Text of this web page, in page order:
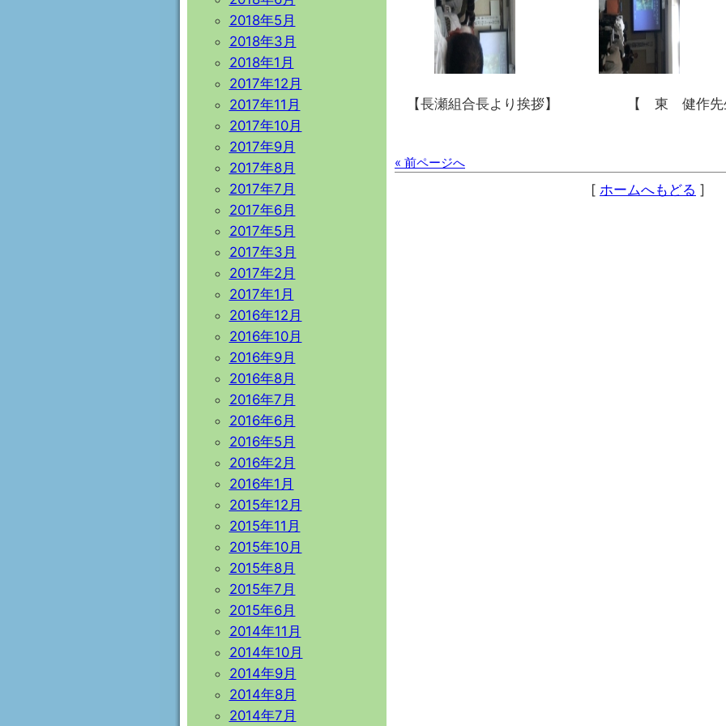
【長瀬組合長より挨拶】 【 東 健作
« 前ページへ
[ ホームへもどる ]
2018年5月
2018年3月
2018年1月
2017年12月
2017年11月
2017年10月
2017年9月
2017年8月
2017年7月
2017年6月
2017年5月
2017年3月
2017年2月
2017年1月
2016年12月
2016年10月
2016年9月
2016年8月
2016年7月
2016年6月
2016年5月
2016年2月
2016年1月
2015年12月
2015年11月
2015年10月
2015年8月
2015年7月
2015年6月
2014年11月
2014年10月
2014年9月
2014年8月
2014年7月